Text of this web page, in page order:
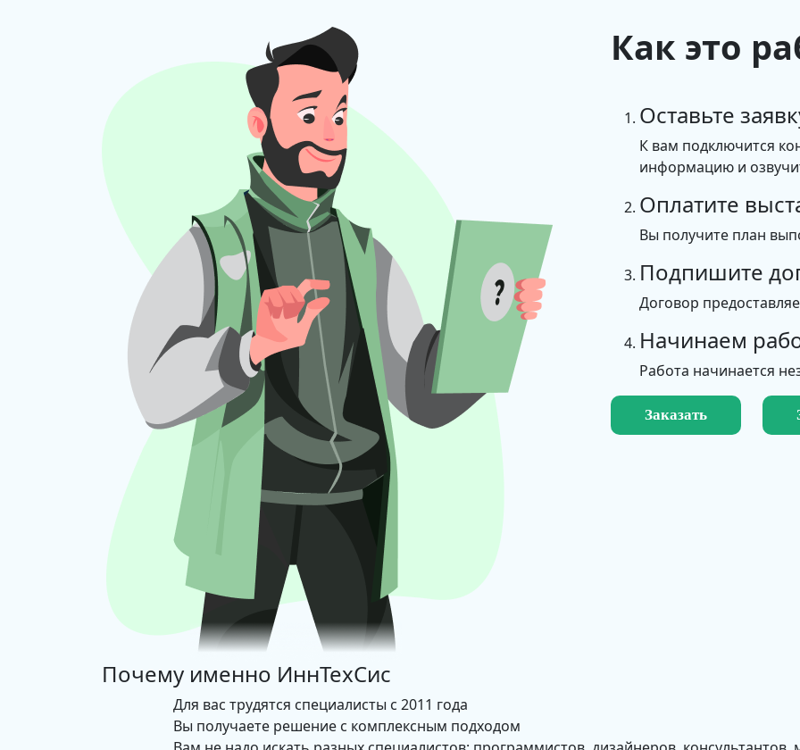
Как это
Оставьте
К вам подключится
информацию и
Оплатите
Вы получите план
Подпишите
Договор
Начинаем
Работа начинается
Заказать
Почему именно ИннТехСис
Для вас трудятся специалисты с 2011 года
Вы получаете решение с комплексным подходом